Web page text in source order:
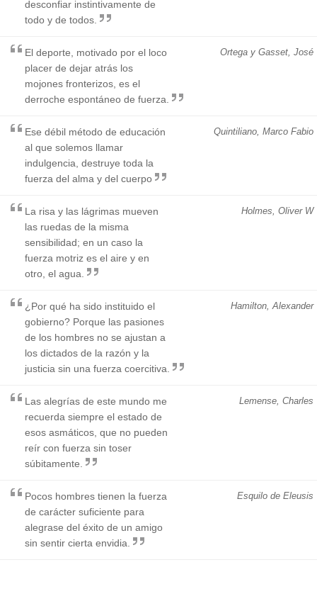
desconfiar instintivamente de
todo y de todos.
Ortega y Gasset, José
El deporte, motivado por el loco
placer de dejar atrás los
mojones fronterizos, es el
derroche espontáneo de fuerza.
Quintiliano, Marco Fabio
Ese débil método de educación
al que solemos llamar
indulgencia, destruye toda la
fuerza del alma y del cuerpo
Holmes, Oliver W
La risa y las lágrimas mueven
las ruedas de la misma
sensibilidad; en un caso la
fuerza motriz es el aire y en
otro, el agua.
Hamilton, Alexander
¿Por qué ha sido instituido el
gobierno? Porque las pasiones
de los hombres no se ajustan a
los dictados de la razón y la
justicia sin una fuerza coercitiva.
Lemense, Charles
Las alegrías de este mundo me
recuerda siempre el estado de
esos asmáticos, que no pueden
reír con fuerza sin toser
súbitamente.
Esquilo de Eleusis
Pocos hombres tienen la fuerza
de carácter suficiente para
alegrase del éxito de un amigo
sin sentir cierta envidia.